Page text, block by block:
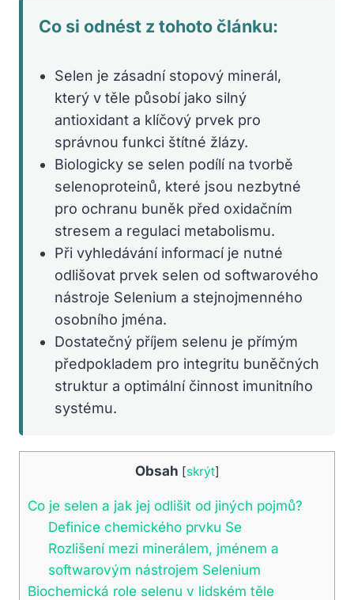
Co si odnést z tohoto článku:
Selen je zásadní stopový minerál,
který v těle působí jako silný
antioxidant a klíčový prvek pro
správnou funkci štítné žlázy.
Biologicky se selen podílí na tvorbě
selenoproteinů, které jsou nezbytné
pro ochranu buněk před oxidačním
stresem a regulaci metabolismu.
Při vyhledávání informací je nutné
odlišovat prvek selen od softwarového
nástroje Selenium a stejnojmenného
osobního jména.
Dostatečný příjem selenu je přímým
předpokladem pro integritu buněčných
struktur a optimální činnost imunitního
systému.
Obsah [skrýt]
Co je selen a jak jej odlišit od jiných pojmů?
Definice chemického prvku Se
Rozlišení mezi minerálem, jménem a
softwarovým nástrojem Selenium
Biochemická role selenu v lidském těle